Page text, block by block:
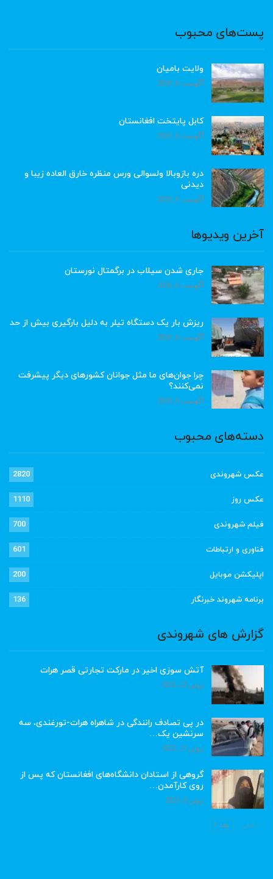
پست‌های محبوب
ولایت بامیان
آگوست 6, 2026
کابل پایتخت افغانستان
آگوست 6, 2026
دره بازوبالا ولسوالی ورس منظره خارق العاده زیبا و
دیدنی
آگوست 6, 2026
آخرین ویدیوها
جاری شدن سیلاب در برگمتال نورستان
آگوست 6, 2026
ریزش بار یک دستگاه تیلر به دلیل بارگیری بیش از حد
آگوست 6, 2026
چرا جوان‌های ما مثل جوانان کشورهای دیگر پیشرفت
نمی‌کنند؟
آگوست 6, 2026
دسته‌های محبوب
عکس شهروندی 2820
عکس روز 1110
فیلم شهروندی 700
فناوری و ارتباطات 601
اپلیکشن موبایل 200
برنامه شهروند خبرنگار 136
گزارش های شهروندی
آتش سوزی اخیر در مارکت تجارتی قصر هرات
ژوئن 22, 2023
در پی تصادف رانندگی در شاهراه هرات-تورغندی، سه
سرنشین یک…
ژوئن 15, 2023
گروهی از استادان دانشگاه‌های افغانستان که پس از
روی کارآمدن…
ژوئن 6, 2023
قبلی بعد